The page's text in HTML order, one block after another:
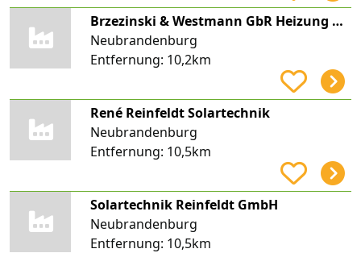
Brzezinski & Westmann GbR Heizung u. Sanitär
Neubrandenburg
Entfernung: 10,2km
René Reinfeldt Solartechnik
Neubrandenburg
Entfernung: 10,5km
Solartechnik Reinfeldt GmbH
Neubrandenburg
Entfernung: 10,5km